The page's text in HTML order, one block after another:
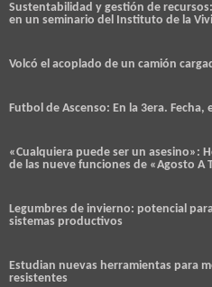
Sustentabilidad y gestión de
en un seminario del Instituto de la
Volcó el acoplado de un camión
Futbol de Ascenso: En la 3era.
«Cualquiera puede ser un asesino»:
de las nueve funciones de «Agosto A
Legumbres de invierno: potencial
sistemas productivos
Estudian nuevas herramientas para
resistentes